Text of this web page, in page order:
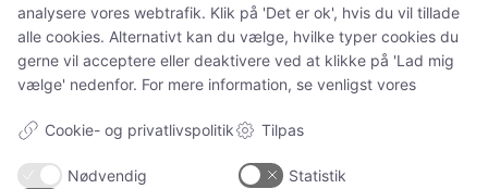
NAVIGATION
Alle
Hunde
Katteudstyr
analysere vores webtrafik. Klik på 'Det er ok', hvis du vil tillade
alle cookies. Alternativt kan du vælge, hvilke typer cookies du
gerne vil acceptere eller deaktivere ved at klikke på 'Lad mig
vælge' nedenfor. For mere information, se venligst vores
Cookie- og privatlivspolitik Tilpas
Nødvendig
Statistik